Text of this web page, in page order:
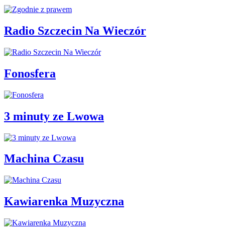
Radio Szczecin Na Wieczór
Fonosfera
3 minuty ze Lwowa
Machina Czasu
Kawiarenka Muzyczna